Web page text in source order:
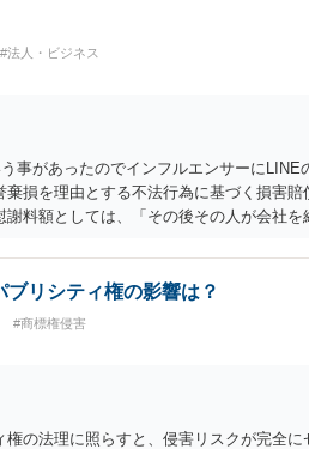
#法人・ビジネス
事があったのでインフルエンサーにLINE
損を理由とする不法行為に基づく損害
料額としては、「その後その人が会社を
ので、損害額で争っても良いかと思いま
リシティ権の影響は？
#商標権侵害
の法理に照らすと、侵害リスクが完全に